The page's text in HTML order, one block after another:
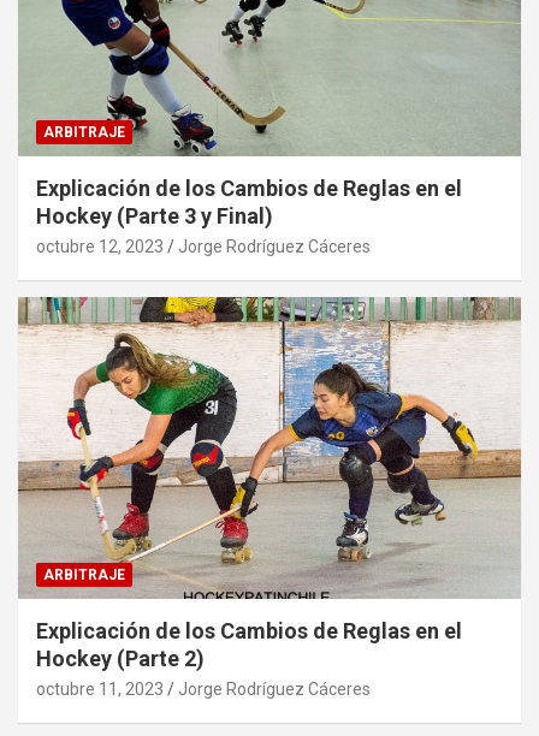
ARBITRAJE
Explicación de los Cambios de Reglas en el
Hockey (Parte 3 y Final)
octubre 12, 2023 Jorge Rodríguez Cáceres
ARBITRAJE
Explicación de los Cambios de Reglas en el
Hockey (Parte 2)
octubre 11, 2023 Jorge Rodríguez Cáceres